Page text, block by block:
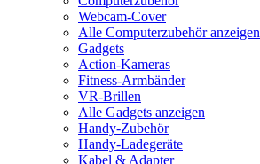
Webcam-Cover
Alle Computerzubehör anzeigen
Gadgets
Action-Kameras
Fitness-Armbänder
VR-Brillen
Alle Gadgets anzeigen
Handy-Zubehör
Handy-Ladegeräte
Kabel & Adapter